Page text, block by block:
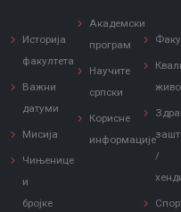
Историја
факултета
Важни
датуми
Мисија
Чињенице
и
бројке
Академски
програм
Научите
српски
Корисне
информације
/